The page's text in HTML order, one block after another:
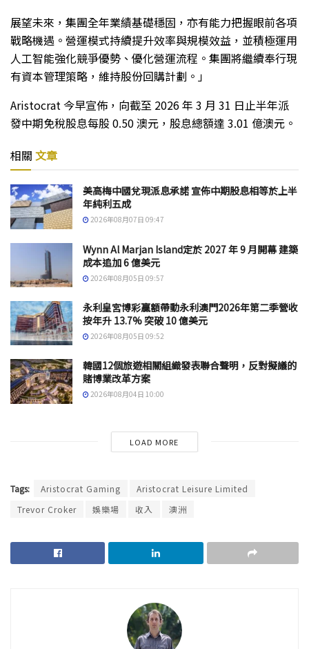
展望未來，集團全年業績基礎穩固，亦有能力把握眼前各項
戰略機遇。營運模式持續提升效率與規模效益，並積極運用
人工智能強化競爭優勢、優化營運流程。集團將繼續奉行現
有資本管理策略，維持股份回購計劃。」
Aristocrat 今早宣佈，向截至 2026 年 3 月 31 日止半年派
發中期免稅股息每股 0.50 澳元，股息總額達 3.01 億澳元。
相關 文章
美高梅中國兌現派息承諾 宣佈中期股息相等於上半
年純利五成
2026年08月07日 09:47
Wynn Al Marjan Island定於 2027 年 9 月開幕 建築
成本追加 6 億美元
2026年08月05日 09:57
永利皇宮博彩贏額帶動永利澳門2026年第二季營收
按年升 13.7% 突破 10 億美元
2026年08月05日 09:52
韓國12個旅遊相關組織發表聯合聲明，反對擬議的
賭博業改革方案
2026年08月04日 10:00
LOAD MORE
Tags: Aristocrat Gaming
Aristocrat Leisure Limited
Trevor Croker
娛樂場 收入 澳洲